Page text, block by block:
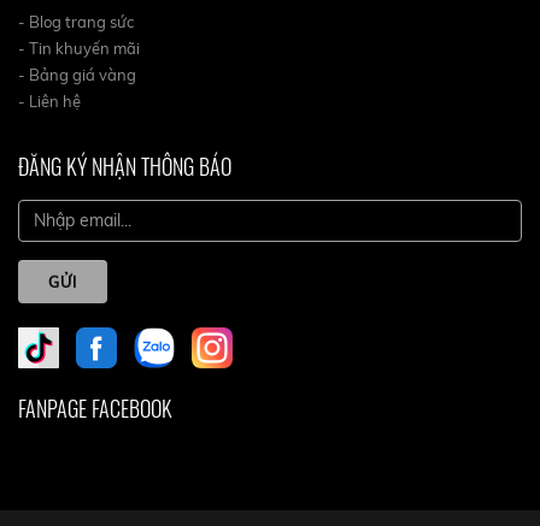
- Blog trang sức
- Tin khuyến mãi
- Bảng giá vàng
- Liên hệ
ĐĂNG KÝ NHẬN THÔNG BÁO
GỬI
FANPAGE FACEBOOK